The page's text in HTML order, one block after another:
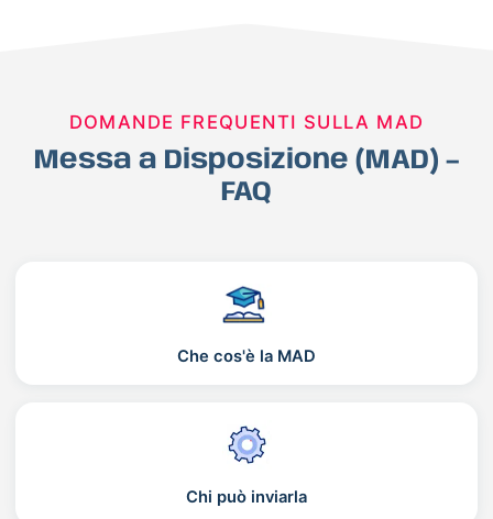
DOMANDE FREQUENTI SULLA MAD
Messa a Disposizione (MAD) –
FAQ
Che cos'è la MAD
Chi può inviarla